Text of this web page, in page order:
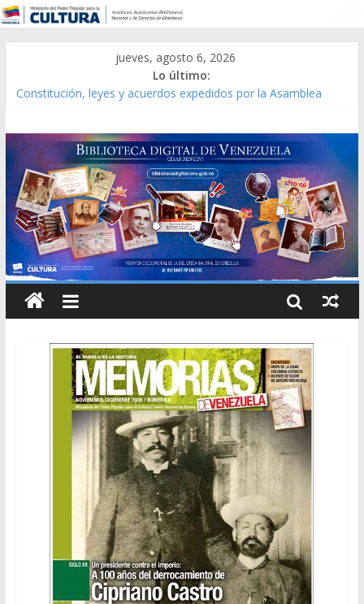
jueves, agosto 6, 2026
Lo último:
Constitución, leyes y acuerdos expedidos por la Asamblea
Modesta Bor Sánchez [material gráfico]
Gaceta Oficial de la República de Venezuela año CXXXIII Mes V,
Caracas 09 de marzo de 2006 N° 38.394
Catálogo temático de obras de Modesta Bor